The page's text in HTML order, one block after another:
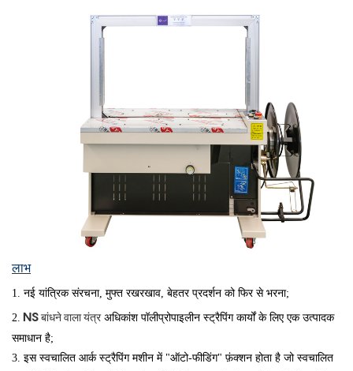
लाभ
1. नई यांत्रिक संरचना, मुफ्त रखरखाव, बेहतर प्रदर्शन को फिर से भरना;
2. NS बांधने वाला यंत्र अधिकांश पॉलीप्रोपाइलीन स्ट्रैपिंग कार्यों के लिए एक उत्पादक
समाधान है;
3. इस स्वचालित आर्क स्ट्रैपिंग मशीन में "ऑटो-फीडिंग" फ़ंक्शन होता है जो स्वचालित